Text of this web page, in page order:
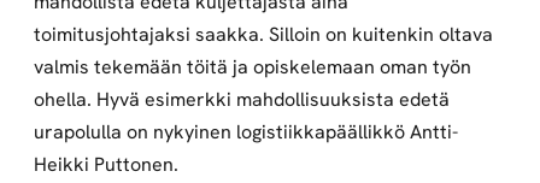
toimitusjohtajaksi saakka. Silloin on kuitenkin oltava
valmis tekemään töitä ja opiskelemaan oman työn
ohella. Hyvä esimerkki mahdollisuuksista edetä
urapolulla on nykyinen logistiikkapäällikkö Antti-
Heikki Puttonen.